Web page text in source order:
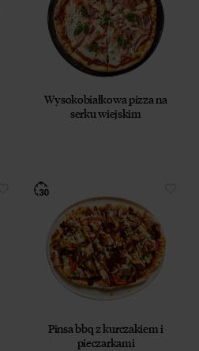
Wysokobiałkowa pizza na
serku wiejskim
Pinsa bbq z kurczakiem i
pieczarkami